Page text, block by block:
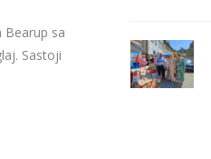
Bearup sa
Sastoji